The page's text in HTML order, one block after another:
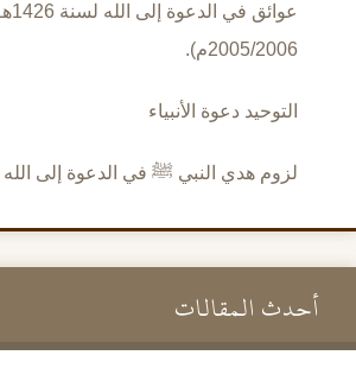
2005/2006م).
التوحيد دعوة الأنبياء
لزوم هدي النبي ﷺ في الدعوة إلى الله
أحدث المقالات